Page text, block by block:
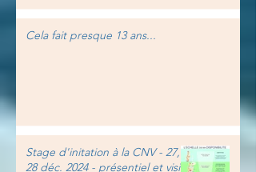
Cela fait presque 13 ans...
Stage d'initation à la CNV - 27,
28 déc. 2024 - présentiel et visio